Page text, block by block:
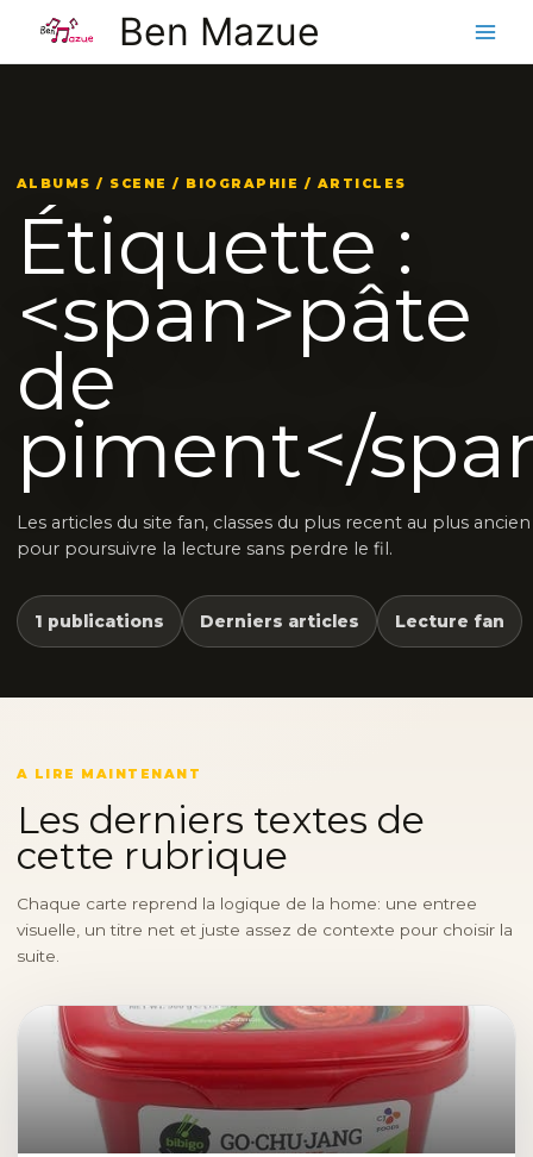
contenu
Ben Mazue
ALBUMS / SCENE / BIOGRAPHIE / ARTICLES
Étiquette :
<span>pâte
de
piment</
Les articles du site fan, classes du plus recent au plus ancien
pour poursuivre la lecture sans perdre le fil.
1 publications Derniers articles Lecture fan
A LIRE MAINTENANT
Les derniers textes de
cette rubrique
Chaque carte reprend la logique de la home: une entree
visuelle, un titre net et juste assez de contexte pour choisir la
suite.